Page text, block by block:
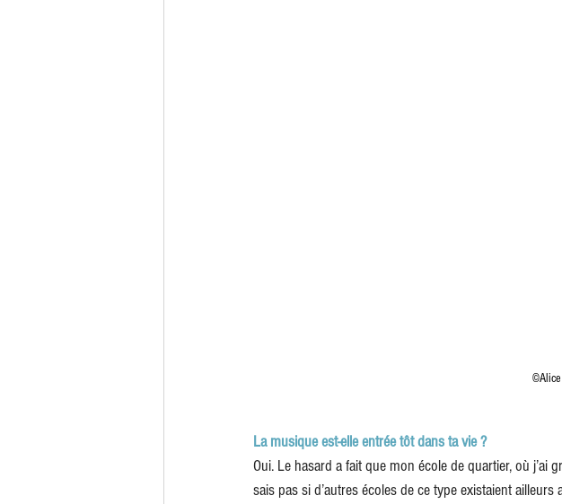
©Alice
La musique est-elle entrée tôt dans ta vie ?
Oui. Le hasard a fait que mon école de quartier, où j’ai
sais pas si d’autres écoles de ce type existaient ailleurs